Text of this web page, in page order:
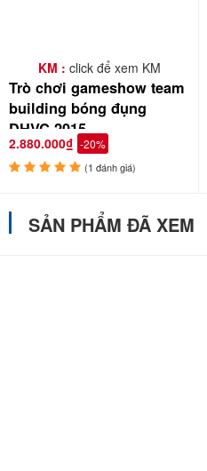
KM : click để xem KM
Trò chơi gameshow team
building bóng đụng
DHVC-2015
2.880.000₫ -20%
(1 đánh giá)
SẢN PHẨM ĐÃ XEM